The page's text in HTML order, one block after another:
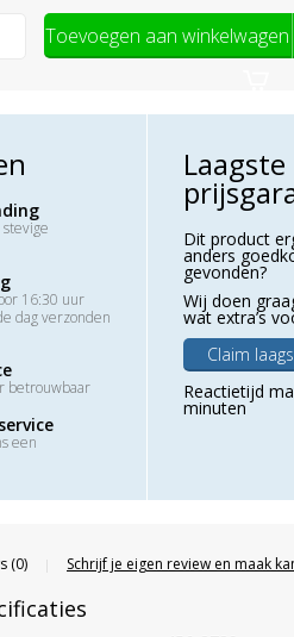
Toevoegen aan winkelwagen
16:30 uur
dag verzonden
betrouwbaar
een
Laagste
Dit product
anders
gevonden?
Wij doen
wat extra’s
Claim
Reactietijd
minuten
(0) Schrijf je eigen review en maak